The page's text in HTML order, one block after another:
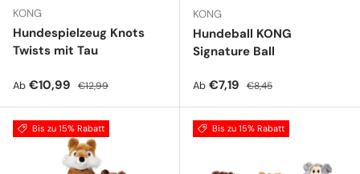
KONG
Hundespielzeug Knots
Twists mit Tau
Verkaufspreis
Ab €10,99 Normaler Preis
€12,99
KONG
Hundeball KONG
Signature Ball
Verkaufspreis
Ab €7,19 Normaler Preis
€8,45
Bis zu 15% Rabatt Bis zu 15% Rabatt